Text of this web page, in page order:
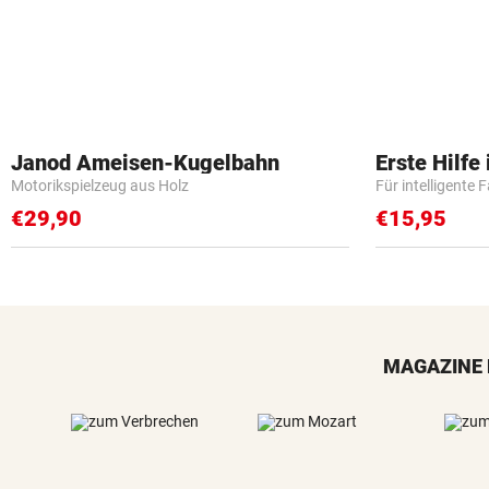
Janod Ameisen-Kugelbahn
Motorikspielzeug aus Holz
€29,90
Erste Hilfe
Für intelligente
€15,95
MAGAZINE